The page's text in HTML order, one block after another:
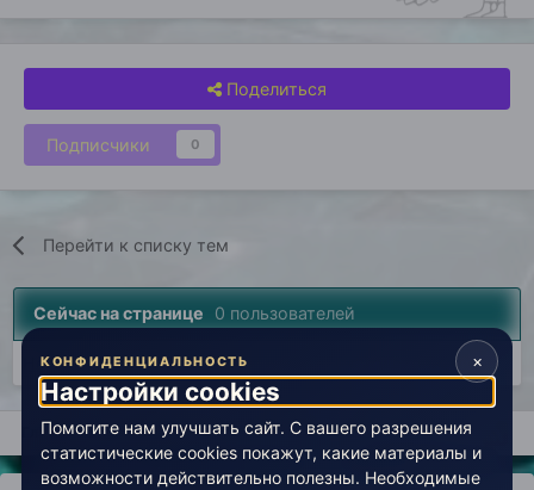
Поделиться
Подписчики 0
Перейти к списку тем
Сейчас на странице 0 пользователей
Нет пользователей, просматривающих эту страницу.
Главная Лаборатория История Лаборатория (архив)
×
КОНФИДЕНЦИАЛЬНОСТЬ
Настройки cookies
Помогите нам улучшать сайт. С вашего разрешения
статистические cookies покажут, какие материалы и
возможности действительно полезны. Необходимые